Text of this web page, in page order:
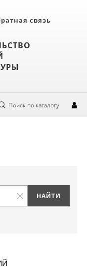
связь
Поиск по каталогу